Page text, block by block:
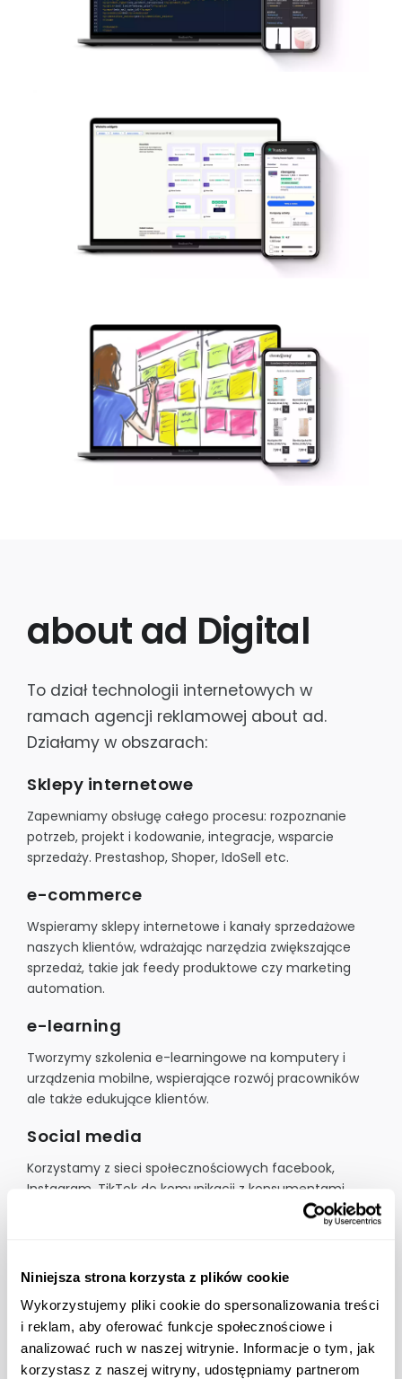
Niniejsza strona korzysta z plików cookie
Wykorzystujemy pliki cookie do spersonalizowania treści
i reklam, aby oferować funkcje społecznościowe i
analizować ruch w naszej witrynie. Informacje o tym, jak
korzystasz z naszej witryny, udostępniamy partnerom
about ad Digital
To dział technologii internetowych w
ramach agencji reklamowej about ad.
Działamy w obszarach:
Sklepy internetowe
Zapewniamy obsługę całego procesu: rozpoznanie
potrzeb, projekt i kodowanie, integracje, wsparcie
sprzedaży. Prestashop, Shoper, IdoSell etc.
e-commerce
Wspieramy sklepy internetowe i kanały sprzedażowe
naszych klientów, wdrażając narzędzia zwiększające
sprzedaż, takie jak feedy produktowe czy marketing
automation.
e-learning
Tworzymy szkolenia e-learningowe na komputery i
urządzenia mobilne, wspierające rozwój pracowników
ale także edukujące klientów.
Social media
Korzystamy z sieci społecznościowych facebook,
Instagram, TikTok do komunikacji z konsumentami
towarów i usług naszych klientów a także do wsparcia
Strony WWW
Tworzymy strony internetowe szytę na miarę, pod
potrzeby naszych klientów. Projekty zgodne z
najnowszymi trendami łączymy z systemami
zarządzania treścią Joomla i WordPress.